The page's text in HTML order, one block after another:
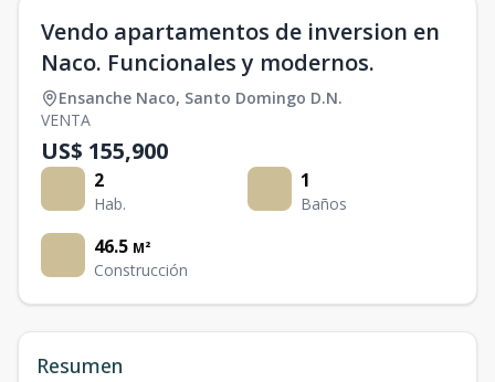
Vendo apartamentos de inversion en
Naco. Funcionales y modernos.
Ensanche Naco, Santo Domingo D.N.
VENTA
US$ 155,900
2
Hab.
1
Baños
46.5 M²
Construcción
Resumen